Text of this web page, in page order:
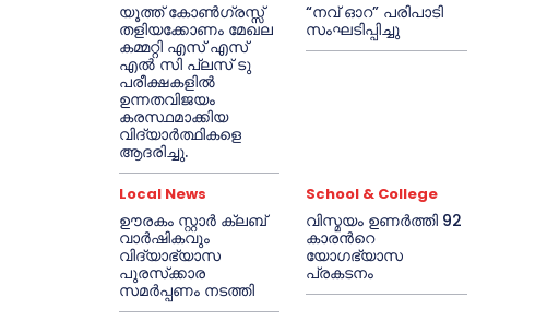
യൂത്ത് കോൺഗ്രസ്സ്
തളിയക്കോണം മേഖല
കമ്മറ്റി എസ് എസ്
എൽ സി പ്ലസ് ടു
പരീക്ഷകളിൽ
ഉന്നതവിജയം
കരസ്ഥമാക്കിയ
വിദ്യാർത്ഥികളെ
ആദരിച്ചു.
“നവ് ഓറ” പരിപാടി
സംഘടിപ്പിച്ചു
Local News
ഊരകം സ്റ്റാർ ക്ലബ്
വാർഷികവും
വിദ്യാഭ്യാസ
പുരസ്‌ക്കാര
സമർപ്പണം നടത്തി
School & College
വിസ്മയം ഉണർത്തി 92
കാരൻറെ
യോഗഭ്യാസ
പ്രകടനം